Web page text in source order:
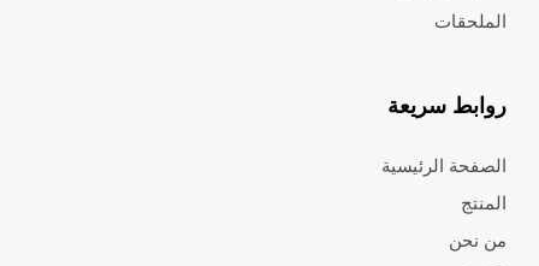
الملحقات
روابط سريعة
الصفحة الرئيسية
المنتج
من نحن